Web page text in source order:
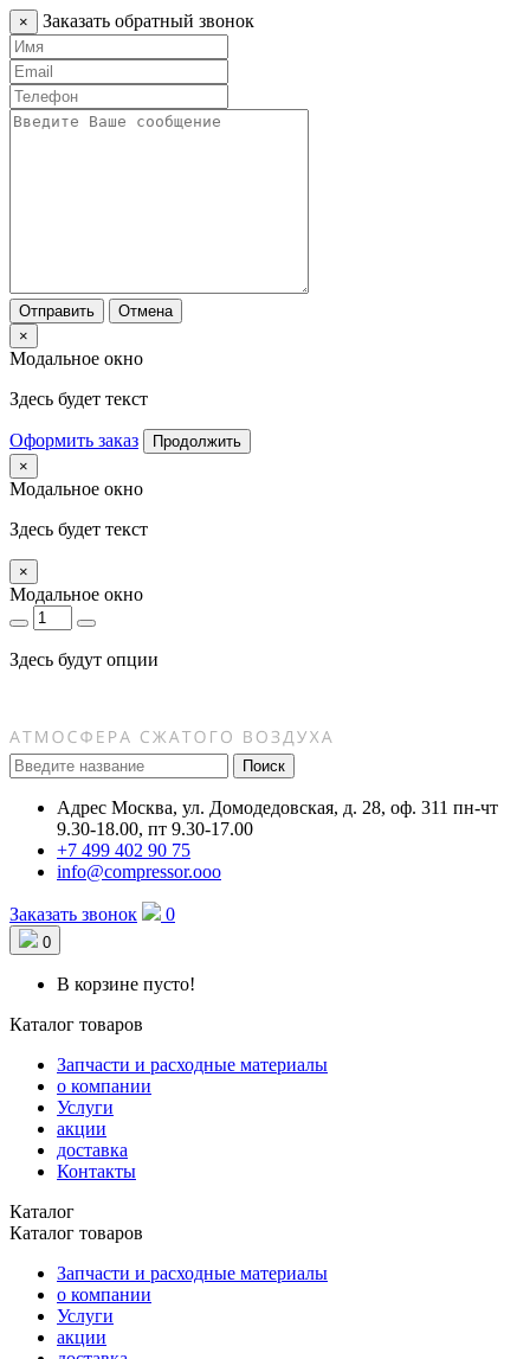
× Заказать обратный звонок
Отправить
Отмена
×
Модальное окно
Здесь будет текст
Оформить заказ
Продолжить
×
Модальное окно
Здесь будет текст
×
Модальное окно
Здесь будут опции
Поиск
Адрес Москва, ул. Домодедовская, д. 28, оф. 311 пн-чт
9.30-18.00, пт 9.30-17.00
+7 499 402 90 75
info@compressor.ooo
Заказать звонок 0
0
В корзине пусто!
Каталог товаров
Запчасти и расходные материалы
о компании
Услуги
акции
доставка
Контакты
Каталог
Каталог товаров
Запчасти и расходные материалы
о компании
Услуги
акции